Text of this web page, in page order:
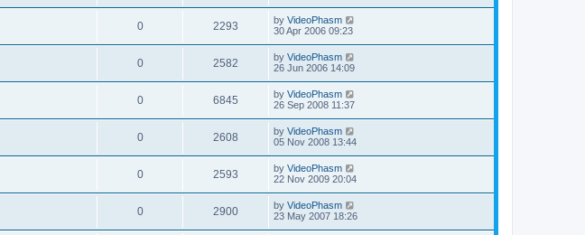
0 2293 by VideoPhasm
30 Apr 2006 09:23
0 2582 by VideoPhasm
26 Jun 2006 14:09
0 6845 by VideoPhasm
26 Sep 2008 11:37
0 2608 by VideoPhasm
05 Nov 2008 13:44
0 2593 by VideoPhasm
22 Nov 2009 20:04
0 2900 by VideoPhasm
23 May 2007 18:26